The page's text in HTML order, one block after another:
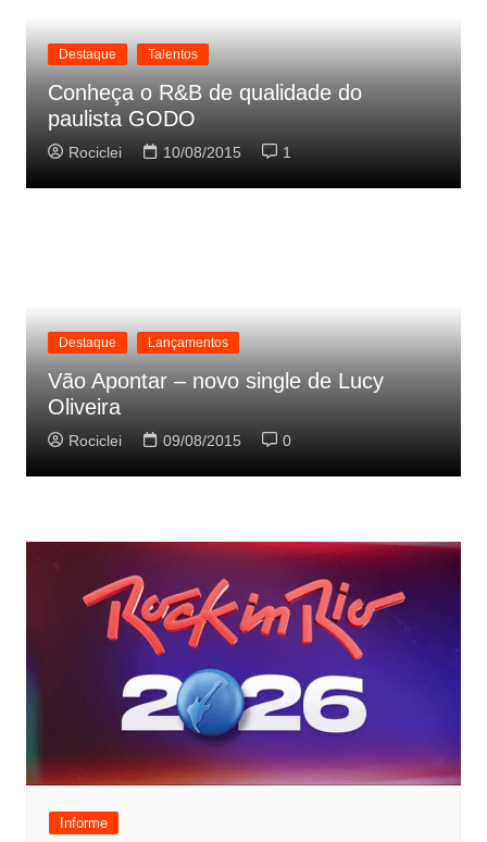
Destaque Talentos
Conheça o R&B de qualidade do
paulista GODO
Rociclei 10/08/2015 1
Destaque Lançamentos
Vão Apontar – novo single de Lucy
Oliveira
Rociclei 09/08/2015 0
Informe